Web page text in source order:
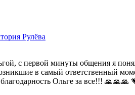
Рулёва
с первой минуты общения я
в самый ответственный
Ольге за все!!! 🙏🙏🙏